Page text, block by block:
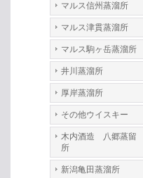
マルス信州蒸溜所
マルス津貫蒸溜所
マルス駒ヶ岳蒸溜所
井川蒸溜所
厚岸蒸溜所
その他ウイスキー
木内酒造 八郷蒸留
所
新潟亀田蒸溜所